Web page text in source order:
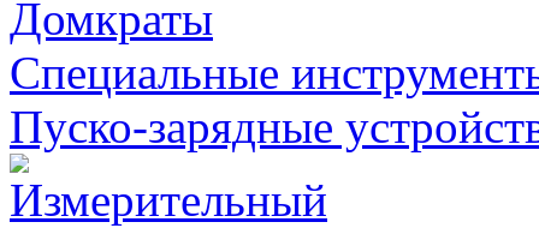
Домкраты
Специальные
Пуско-зарядные